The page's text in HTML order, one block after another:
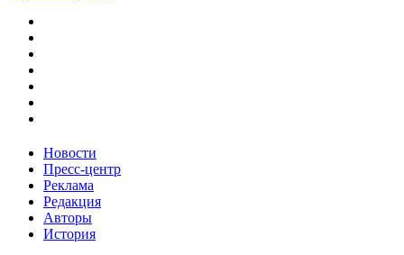
Новости
Пресс-центр
Реклама
Редакция
Авторы
История